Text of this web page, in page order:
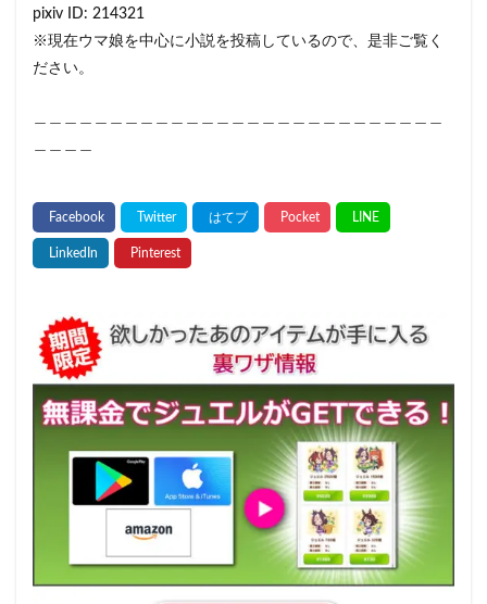
pixiv ID: 214321
※現在ウマ娘を中心に小説を投稿しているので、是非ご覧く
ださい。